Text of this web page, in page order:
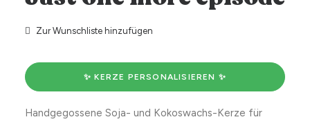
Thema
Nachfüllset
Kontakt
Zur Wunschliste hinzufügen
✨ KERZE PERSONALISIEREN ✨
Handgegossene Soja- und Kokoswachs-Kerze für